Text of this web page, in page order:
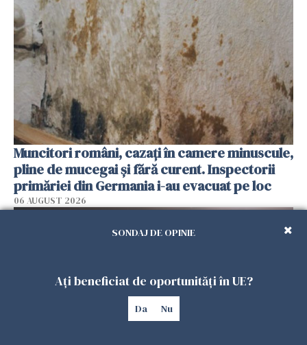
Muncitori români, cazați în camere minuscule,
pline de mucegai și fără curent. Inspectorii
primăriei din Germania i-au evacuat pe loc
06 AUGUST 2026
SONDAJ DE OPINIE
Ați beneficiat de oportunități în UE?
Da Nu